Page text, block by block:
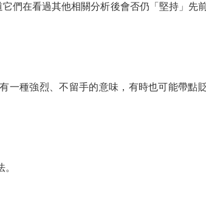
們在看過其他相關分析後會否仍「堅持」先
種強烈、不留手的意味，有時也可能帶點